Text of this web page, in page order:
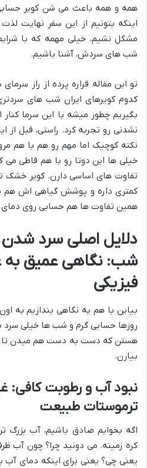
همه و همه باعث می شن کویر
اینکه بتونیم از این سفر نهایت
مشکل نشیم، خیلی مهمه که با
شب های سردش، آشنا باشیم.
تو این مقاله قراره پرده از راز
کدوم کویرهای ایران شب های
بگیریم چطور میشه با این سرما
نشدنی رو تجربه کرد. راستی، قبل از
نکته کوچیک اما مهم رو هم با هم
خیلی ها این دوتا رو با هم قاطی می
تفاوت های اساسی دارن. کویر خشک تر
کمتری داره و پوشش گیاهی اش هم
همین تفاوت ها هم حسابی روی دمای
دلایل اصلی سرد
شب: نگاهی عمیق به
فیزیکی
بیاین با هم یه نگاهی بندازیم به
روزها حسابی گرم و شب ها خیلی سرد
هستن که دست به دست هم میدن تا
بیارن.
نبود آب و رطوبت کافی:
ترموستات طبیعت
اگه بخوایم صادق باشیم، آب بزرگ
کره زمینه. می دونید چرا؟ چون آب
یعنی چی؟ یعنی برای اینکه دمای آب